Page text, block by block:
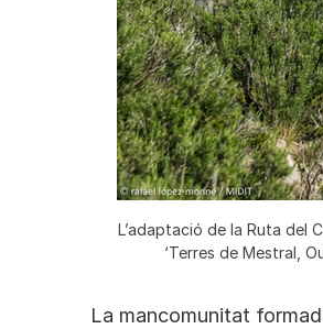
L’adaptació de la Ruta del
‘Terres de Mestral,
La mancomunitat